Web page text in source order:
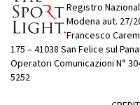
Registro
Modena aut. 27/
Francesco
175 – 41038 San Felice sul
Operatori Comunicazioni N°
5252